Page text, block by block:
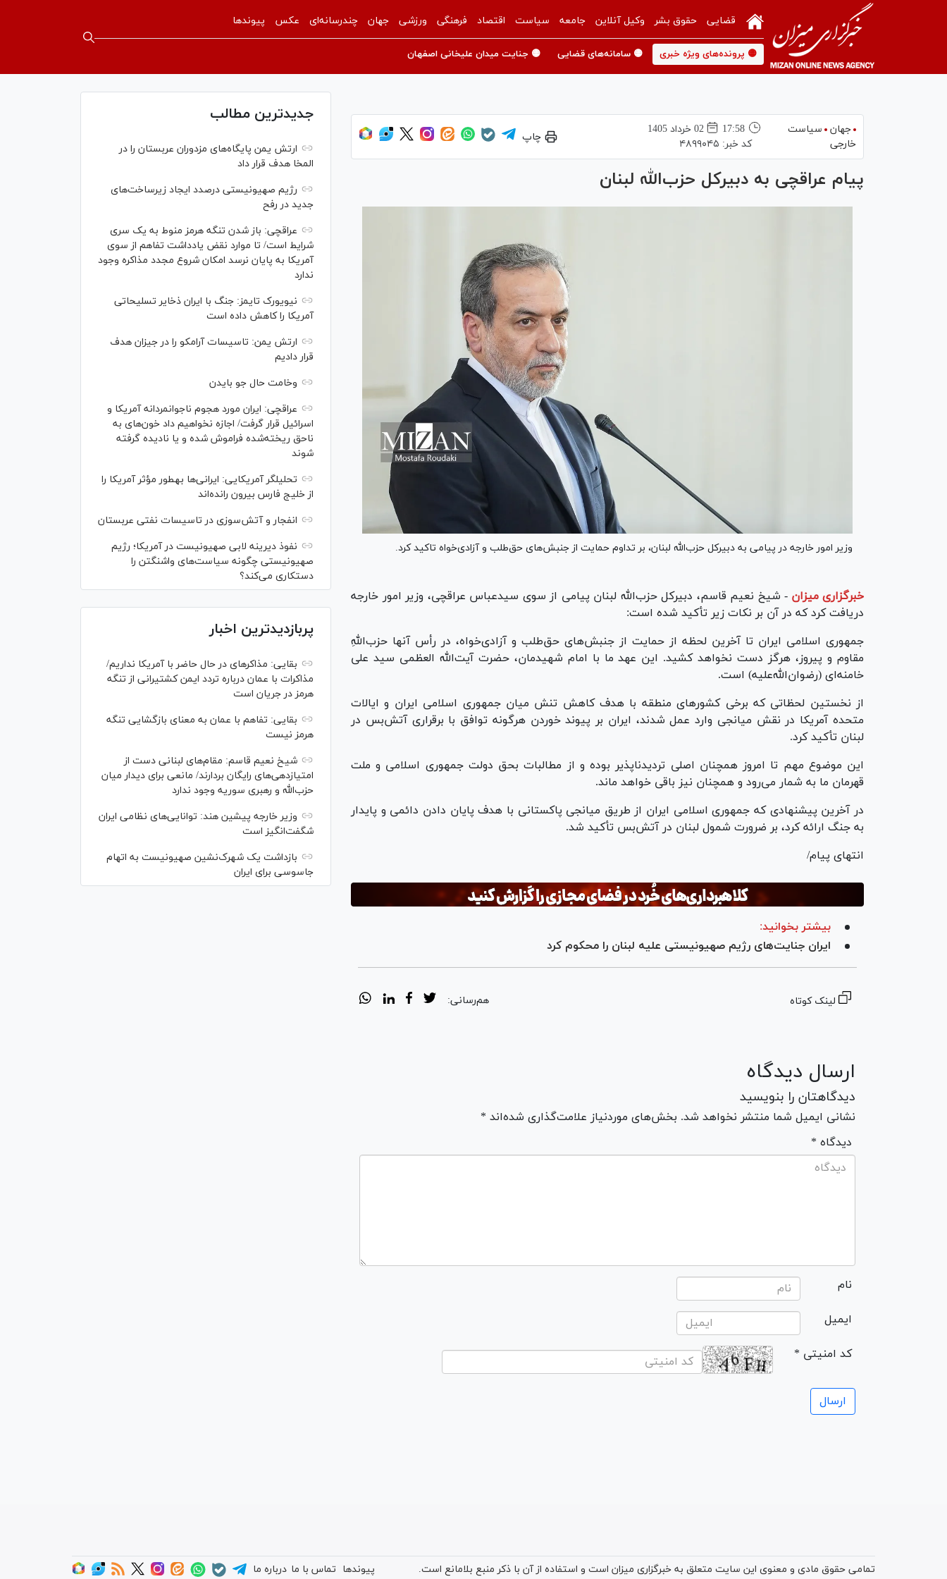
قضایی حقوق بشر وکیل آنلاین جامعه سیاست اقتصاد فرهنگی ورزشی جهان چندرسانه‌ای عکس پیوندها
🟡 پرونده‌های ویژه خبری 🟡 سامانه‌های قضایی 🟡 جنایت میدان علیخانی اصفهان
جهان
سیاست
خارجی
17:58
02 خرداد 1405
کد خبر: ۴۸۹۹۰۴۵
چاپ
پیام عراقچی به دبیرکل حزب‌الله لبنان
وزیر امور خارجه در پیامی به دبیرکل حزب‌الله لبنان، بر تداوم حمایت از جنبش‌های حق‌طلب و آزادی‌خواه تاکید کرد.
خبرگزاری میزان - شیخ نعیم قاسم، دبیرکل حزب‌الله لبنان پیامی از سوی سیدعباس عراقچی، وزیر امور خارجه
دریافت کرد که در آن بر نکات زیر تأکید شده است:
جمهوری اسلامی ایران تا آخرین لحظه از حمایت از جنبش‌های حق‌طلب و آزادی‌خواه، در رأس آنها حزب‌اللهِ
مقاوم و پیروز، هرگز دست نخواهد کشید. این عهد ما با امام شهیدمان، حضرت آیت‌الله العظمی سید علی
خامنه‌ای (رضوان‌الله‌علیه) است.
از نخستین لحظاتی که برخی کشور‌های منطقه با هدف کاهش تنش میان جمهوری اسلامی ایران و ایالات
متحده آمریکا در نقش میانجی وارد عمل شدند، ایران بر پیوند خوردن هرگونه توافق با برقراری آتش‌بس در
لبنان تأکید کرد.
این موضوع مهم تا امروز همچنان اصلی تردیدناپذیر بوده و از مطالبات بحق دولت جمهوری اسلامی و ملت
قهرمان ما به شمار می‌رود و همچنان نیز باقی خواهد ماند.
در آخرین پیشنهادی که جمهوری اسلامی ایران از طریق میانجی پاکستانی با هدف پایان دادن دائمی و پایدار
به جنگ ارائه کرد، بر ضرورت شمول لبنان در آتش‌بس تأکید شد.
انتهای پیام/
بیشتر بخوانید:
ایران جنایت‌‌های رژیم صهیونیستی علیه لبنان را محکوم کرد
لینک کوتاه هم‌رسانی:
ارسال دیدگاه
دیدگاهتان را بنویسید
نشانی ایمیل شما منتشر نخواهد شد. بخش‌های موردنیاز علامت‌گذاری شده‌اند *
* دیدگاه
نام
ایمیل
* کد امنیتی
جدیدترین مطالب
ارتش یمن پایگاه‌های مزدوران عربستان را در
المخا هدف قرار داد
رژیم صهیونیستی درصدد ایجاد زیرساخت‌های
جدید در رفح
عراقچی: باز شدن تنگه هرمز منوط به یک سری
شرایط است/ تا موارد نقض یادداشت تفاهم از سوی
آمریکا به پایان نرسد امکان شروع مجدد مذاکره وجود
ندارد
نیویورک تایمز: جنگ با ایران ذخایر تسلیحاتی
آمریکا را کاهش داده است
ارتش یمن: تاسیسات آرامکو را در جیزان هدف
قرار دادیم
وخامت حال جو بایدن
عراقچی: ایران مورد هجوم ناجوانمردانه آمریکا و
اسرائیل قرار گرفت/ اجازه نخواهیم داد خون‌های به
ناحق ریخته‌شده فراموش شده و یا نادیده گرفته
شوند
تحلیلگر آمریکایی: ایرانی‌ها به‎طور مؤثر آمریکا را
از خلیج فارس بیرون رانده‌اند
انفجار و آتش‌سوزی در تاسیسات نفتی عربستان
نفوذ دیرینه لابی صهیونیست در آمریکا؛ رژیم
صهیونیستی چگونه سیاست‌های واشنگتن را
دستکاری می‌کند؟
پربازدیدترین اخبار
بقایی: مذاکره‎ای در حال حاضر با آمریکا نداریم/
مذاکرات با عمان درباره تردد ایمن کشتیرانی از تنگه
هرمز در جریان است
بقایی: تفاهم با عمان به معنای بازگشایی تنگه
هرمز نیست
شیخ نعیم قاسم: مقام‌های لبنانی دست از
امتیازدهی‌های رایگان بردارند/ مانعی برای دیدار میان
حزب‌الله و رهبری سوریه وجود ندارد
وزیر خارجه پیشین هند: توانایی‌های نظامی ایران
شگفت‌انگیز است
بازداشت یک شهرک‌نشین صهیونیست به اتهام
جاسوسی برای ایران
تمامی حقوق مادی و معنوی این سایت متعلق به خبرگزاری میزان است و استفاده از آن با ذکر منبع بلامانع است.
پیوندها تماس با ما درباره ما